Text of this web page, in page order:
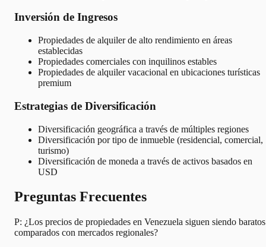
Inversión de Ingresos
Propiedades de alquiler de alto rendimiento en áreas
establecidas
Propiedades comerciales con inquilinos estables
Propiedades de alquiler vacacional en ubicaciones turísticas
premium
Estrategias de Diversificación
Diversificación geográfica a través de múltiples regiones
Diversificación por tipo de inmueble (residencial, comercial,
turismo)
Diversificación de moneda a través de activos basados en
USD
Preguntas Frecuentes
P: ¿Los precios de propiedades en Venezuela siguen siendo baratos
comparados con mercados regionales?